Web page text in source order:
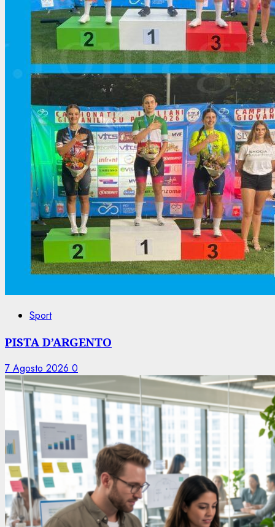
Sport
PISTA D’ARGENTO
7 Agosto 2026 0